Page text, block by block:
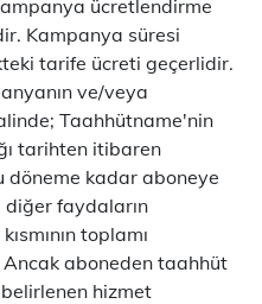
ücretlendirme
Kampanya süresi
tarife ücreti geçerlidir.
ve/veya
Taahhütname'nin
tarihten itibaren
döneme kadar aboneye
faydaların
toplamı
aboneden taahhüt
hizmet